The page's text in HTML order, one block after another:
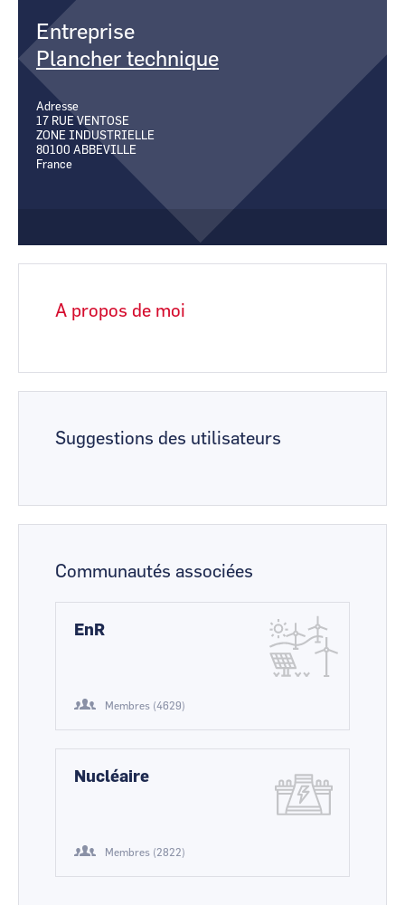
CCI Business
Pays de la Loire
Pays de la Loire
Entreprise
Plancher technique
Adresse
17 RUE VENTOSE
ZONE INDUSTRIELLE
80100 ABBEVILLE
France
A propos de moi
Suggestions des utilisateurs
Communautés associées
EnR
Membres (4629)
Nucléaire
Membres (2822)